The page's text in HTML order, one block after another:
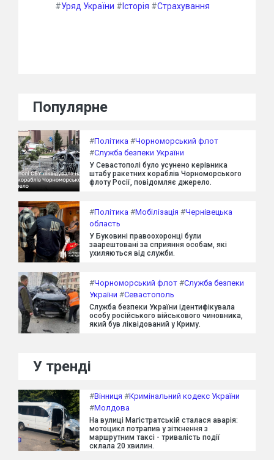
#Уряд України # Історія #Страхування
Популярне
#Політика #Чорноморський флот
#Служба безпеки України
У Севастополі було усунено керівника
штабу ракетних кораблів Чорноморського
флоту Росії, повідомляє джерело.
#Політика #Мобілізація #Чернівецька
область
У Буковині правоохоронці були
заарештовані за сприяння особам, які
ухиляються від служби.
#Чорноморський флот #Служба безпеки
України #Севастополь
Служба безпеки України ідентифікувала
особу російського військового чиновника,
який був ліквідований у Криму.
У тренді
#Вінниця #Кримінальний кодекс України
#Молдова
На вулиці Магістратській сталася аварія:
мотоцикл потрапив у зіткнення з
маршрутним таксі - тривалість події
склала 20 хвилин.